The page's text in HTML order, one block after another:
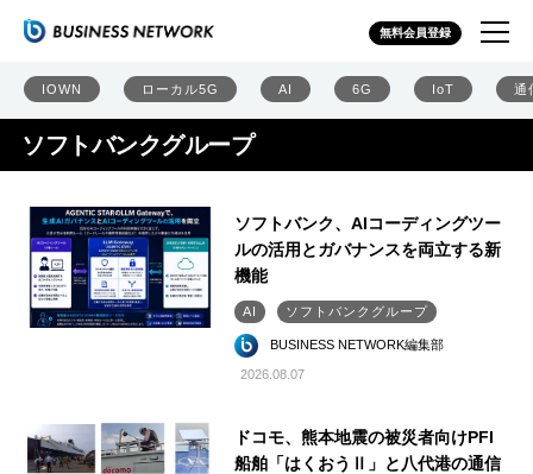
無料会員登録
IOWN ローカル5G AI 6G IoT 通
ソフトバンクグループ
ソフトバンク、AIコーディングツー
ルの活用とガバナンスを両立する新
機能
AI ソフトバンクグループ
BUSINESS NETWORK編集部
2026.08.07
ドコモ、熊本地震の被災者向けPFI
船舶「はくおうⅡ」と八代港の通信